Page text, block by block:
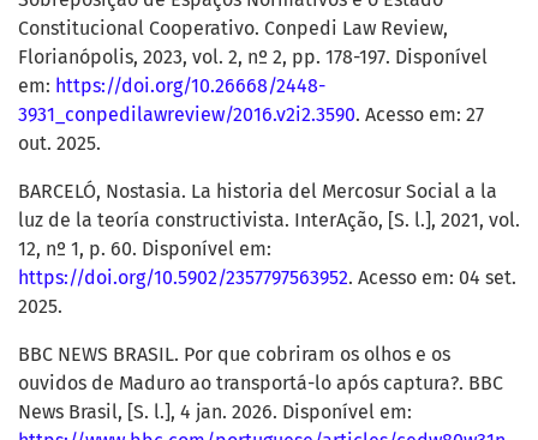
Constitucional Cooperativo. Conpedi Law Review,
Florianópolis, 2023, vol. 2, nº 2, pp. 178-197. Disponível
em: https://doi.org/10.26668/2448-
3931_conpedilawreview/2016.v2i2.3590. Acesso em: 27
out. 2025.
BARCELÓ, Nostasia. La historia del Mercosur Social a la
luz de la teoría constructivista. InterAção, [S. l.], 2021, vol.
12, nº 1, p. 60. Disponível em:
https://doi.org/10.5902/2357797563952. Acesso em: 04 set.
2025.
BBC NEWS BRASIL. Por que cobriram os olhos e os
ouvidos de Maduro ao transportá-lo após captura?. BBC
News Brasil, [S. l.], 4 jan. 2026. Disponível em: